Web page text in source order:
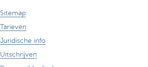
Sitemap
Tarieven
Juridische info
Uitschrijven